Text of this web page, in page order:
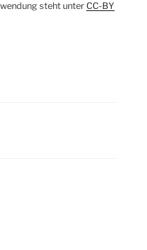
steht unterCC-BY